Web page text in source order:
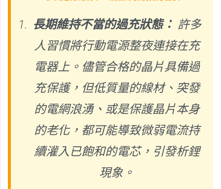
長期維持不當的過充狀態： 許多
人習慣將行動電源整夜連接在充
電器上。儘管合格的晶片具備過
充保護，但低質量的線材、突發
的電網浪湧、或是保護晶片本身
的老化，都可能導致微弱電流持
續灌入已飽和的電芯，引發析鋰
現象。